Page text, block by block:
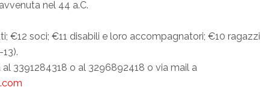
nel 44 a.C.
€12 soci; €11 disabili e loro accompagnatori; €10 ragazzi
3391284318 o al 3296892418 o via mail a